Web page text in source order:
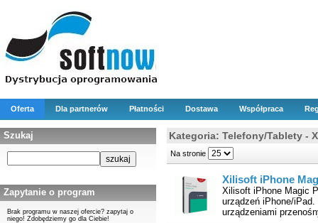
Oferta Dla partnerów Płatności Dostawa Współpraca
Szukaj
Zapytanie o program
Brak programu w naszej ofercie? zapytaj o
niego! Zdobędziemy go dla Ciebie!
Kategoria: Telefony/Tablety -
Na stronie
Xilisoft iPhone
Xilisoft iPhone Magic
urządzeń iPhone/
urządzeniami